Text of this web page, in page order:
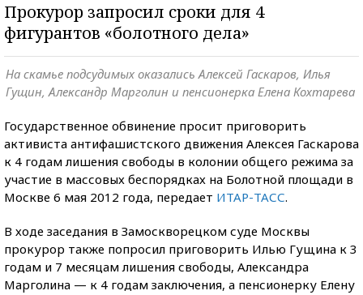
Прокурор запросил сроки для 4
фигурантов «болотного дела»
На скамье подсудимых оказались Алексей Гаскаров, Илья
Гущин, Александр Марголин и пенсионерка Елена Кохтарева
Государственное обвинение просит приговорить
активиста антифашистского движения Алексея Гаскарова
к 4 годам лишения свободы в колонии общего режима за
участие в массовых беспорядках на Болотной площади в
Москве 6 мая 2012 года, передает ИТАР-ТАСС.
В ходе заседания в Замоскворецком суде Москвы
прокурор также попросил приговорить Илью Гущина к 3
годам и 7 месяцам лишения свободы, Александра
Марголина — к 4 годам заключения, а пенсионерку Елену